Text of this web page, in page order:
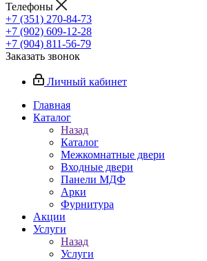
Телефоны
+7 (351) 270-84-73
+7 (902) 609-12-28
+7 (904) 811-56-79
Заказать звонок
Личный кабинет
Главная
Каталог
Назад
Каталог
Межкомнатные двери
Входные двери
Панели МДФ
Арки
Фурнитура
Акции
Услуги
Назад
Услуги